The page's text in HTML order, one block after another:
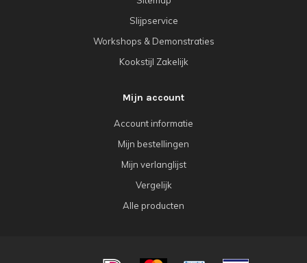
Slijpservice
Workshops & Demonstraties
Kookstijl Zakelijk
Mijn account
Account informatie
Mijn bestellingen
Mijn verlanglijst
Vergelijk
Alle producten